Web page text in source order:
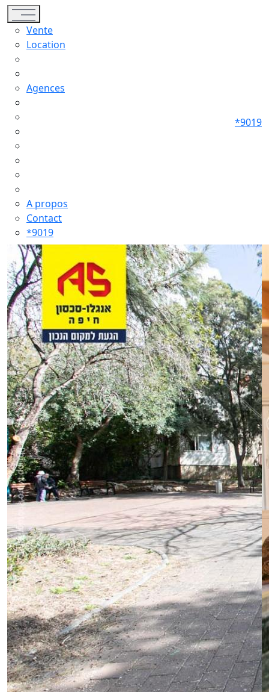
Toggle navigation
Vente
Location
Agences
A propos
Contact
*9019
*9019